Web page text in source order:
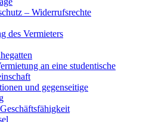
– Widerrufsrechte
des Vermieters
an eine studentische
und gegenseitige